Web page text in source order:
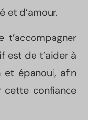
et d’amour.
t’accompagner
est de t’aider à
et épanoui, afin
cette confiance